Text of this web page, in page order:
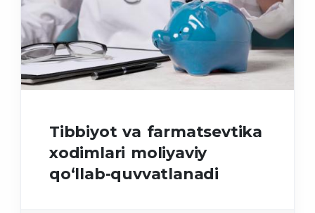
Tibbiyot va farmatsevtika
xodimlari moliyaviy
qo‘llab-quvvatlanadi